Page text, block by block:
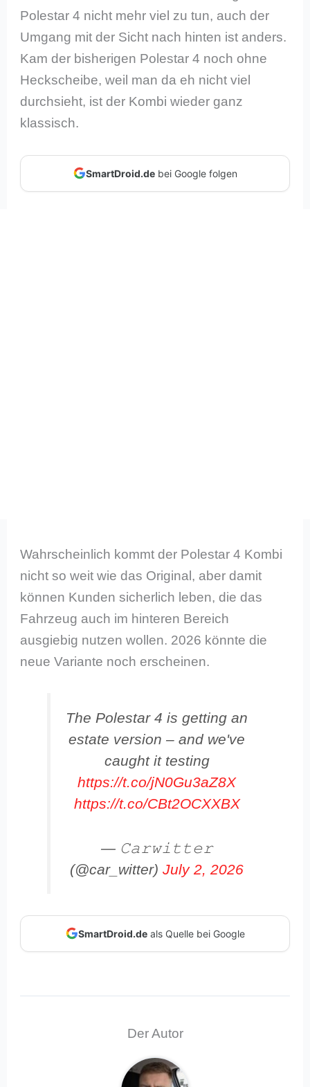
Polestar 4 nicht mehr viel zu tun, auch der
Umgang mit der Sicht nach hinten ist anders.
Kam der bisherigen Polestar 4 noch ohne
Heckscheibe, weil man da eh nicht viel
durchsieht, ist der Kombi wieder ganz
klassisch.
SmartDroid.debei Google folgen
Wahrscheinlich kommt der Polestar 4 Kombi
nicht so weit wie das Original, aber damit
können Kunden sicherlich leben, die das
Fahrzeug auch im hinteren Bereich
ausgiebig nutzen wollen. 2026 könnte die
neue Variante noch erscheinen.
The Polestar 4 is getting an
estate version – and we've
caught it testing
https://t.co/jN0Gu3aZ8X
https://t.co/CBt2OCXXBX
— 𝙲𝚊𝚛𝚠𝚒𝚝𝚝𝚎𝚛
(@car_witter) July 2, 2026
SmartDroid.deals Quelle bei Google
Der Autor